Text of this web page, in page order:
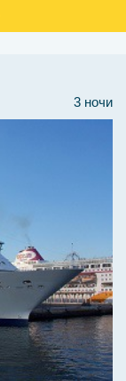
3 ночи